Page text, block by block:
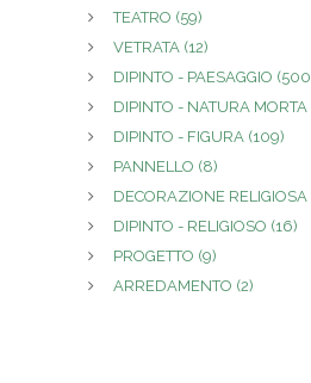
TEATRO (59)
VETRATA (12)
DIPINTO - PAESAGGIO
DIPINTO - NATURA MORTA
DIPINTO - FIGURA (109)
PANNELLO (8)
DECORAZIONE RELIGIOSA
DIPINTO - RELIGIOSO (16)
PROGETTO (9)
ARREDAMENTO (2)